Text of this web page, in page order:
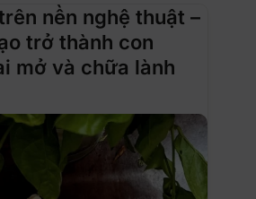
nền nghệ thuật –
trở thành con
mở và chữa lành